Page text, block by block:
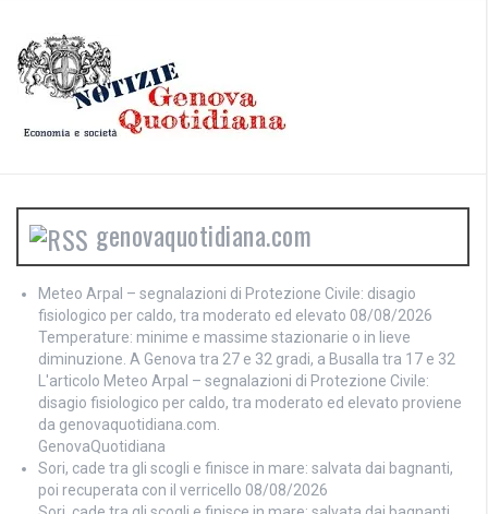
genovaquotidiana.com
Meteo Arpal – segnalazioni di Protezione Civile: disagio
fisiologico per caldo, tra moderato ed elevato 08/08/2026
Temperature: minime e massime stazionarie o in lieve
diminuzione. A Genova tra 27 e 32 gradi, a Busalla tra 17 e 32
L'articolo Meteo Arpal – segnalazioni di Protezione Civile:
disagio fisiologico per caldo, tra moderato ed elevato proviene
da genovaquotidiana.com.
GenovaQuotidiana
Sori, cade tra gli scogli e finisce in mare: salvata dai bagnanti,
poi recuperata con il verricello 08/08/2026